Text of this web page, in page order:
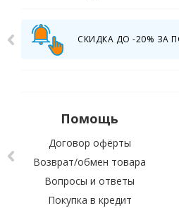
СКИДКА ДО -20% ЗА
Помощь
Договор офёрты
Возврат/обмен товара
Вопросы и ответы
Покупка в кредит